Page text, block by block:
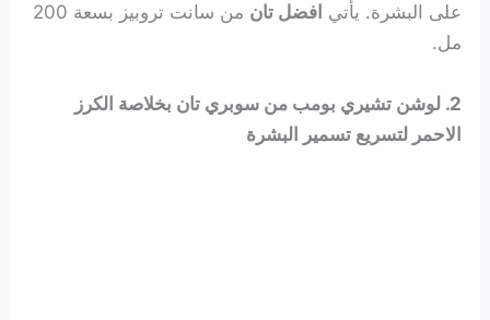
على البشرة. يأتي افضل تان
من سانت تروبيز بسعة 200
مل.
2. لوشن تشيري بومب من سوبري تان بخلاصة الكرز
الاحمر لتسريع تسمير البشرة